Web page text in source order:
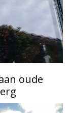
oude